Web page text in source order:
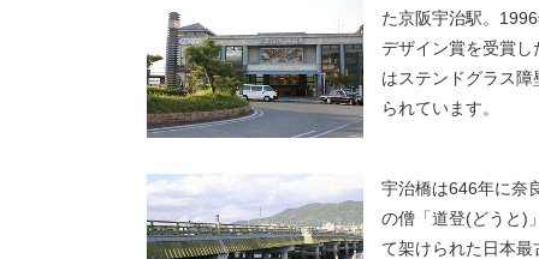
た京阪宇治駅。
デザイン賞を受賞し
はステンドグラス障
られています。
宇治橋は646年に奈
の僧「道登(どうと)
て架けられた日本最